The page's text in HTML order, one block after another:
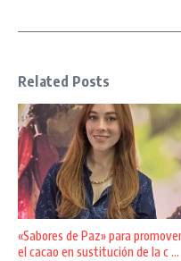
Related Posts
«Sabores de Paz» para promover
el cacao en sustitución de la c ...